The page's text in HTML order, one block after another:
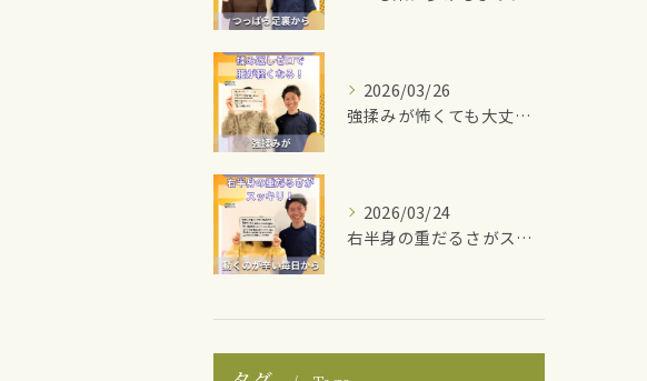
2026/03/26
強揉みが怖くても大丈夫！
2026/03/24
右半身の重だるさがスッキリ！